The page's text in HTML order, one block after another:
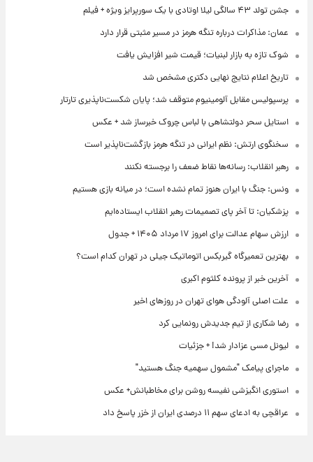
جشن تولد ۴۳ سالگی لیلا اوتادی با یک سورپرایز ویژه + فیلم
عمان: مذاکرات درباره تنگه هرمز در مسیر مثبتی قرار دارد
شوک تازه به بازار لبنیات؛ قیمت شیر افزایش یافت
تاریخ اعلام نتایج نهایی دکتری مشخص شد
پرسپولیس مقابل آلومینیوم متوقف شد؛ پایان شکست‌ناپذیری تارتار
استایل سحر دولتشاهی با لباس چروک خبرساز شد + عکس
سخنگوی ارتش: نظم ایرانی در تنگه هرمز بازگشت‌ناپذیر است
رهبر انقلاب: رسانه‌ها نقاط ضعف را برجسته نکنند
ونس: جنگ با ایران هنوز تمام نشده است؛ در میانه بازی هستیم
پزشکیان: تا آخر پای تصمیمات رهبر انقلاب ایستاده‌ایم
ارزش سهام عدالت برای امروز ۱۷ مرداد ۱۴۰۵ + جدول
بهترین تعمیرگاه گیربکس اتوماتیک جیلی در تهران کدام است؟
آخرین خبر از پرونده کلثوم اکبری
علت اصلی آلودگی هوای تهران در روزهای اخیر
رضا شکاری از تیم جدیدش رونمایی کرد
لیونل مسی عزادار شد! + جزئیات
ماجرای پیامک "مشمول سهمیه جنگ هستید"
استوری انگیزشی نفیسه روشن برای مخاطبانش+ عکس
عراقچی به ادعای سهم ۱۱ درصدی ایران از خزر پاسخ داد